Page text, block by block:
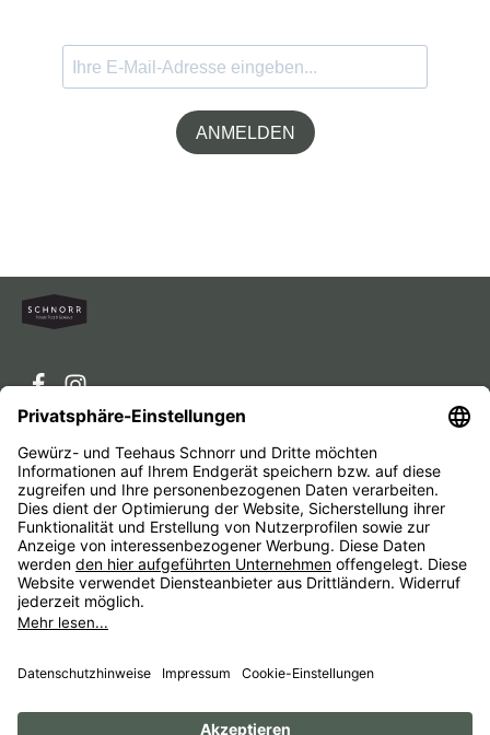
ANMELDEN
Service-Hotline
Service
Unternehmen
Alle Preise inkl. gesetzl. Mehrwertsteuer zzgl.
anders angegeben.
ImpressumAGBWiderrufsbelehrungenDatenschutz